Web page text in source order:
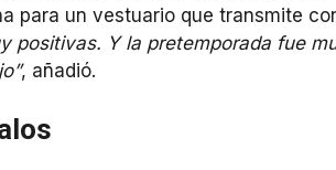
para un vestuario que transmite
positivas. Y la pretemporada fue
, añadió.